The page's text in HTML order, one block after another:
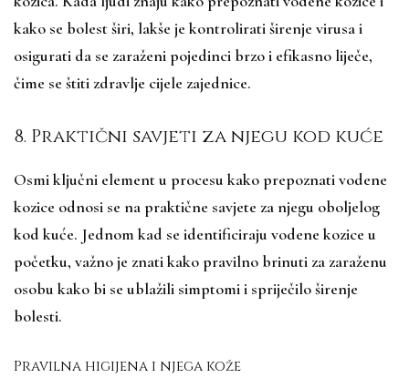
kako se bolest širi, lakše je kontrolirati širenje virusa i
osigurati da se zaraženi pojedinci brzo i efikasno liječe,
čime se štiti zdravlje cijele zajednice.
8. Praktični savjeti za njegu kod kuće
Osmi ključni element u procesu kako prepoznati vodene
kozice odnosi se na praktične savjete za njegu oboljelog
kod kuće. Jednom kad se identificiraju vodene kozice u
početku, važno je znati kako pravilno brinuti za zaraženu
osobu kako bi se ublažili simptomi i spriječilo širenje
bolesti.
Pravilna higijena i njega kože